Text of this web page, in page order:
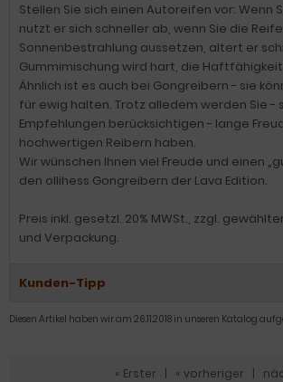
Stellen Sie sich einen Autoreifen vor: Wenn
nutzt er sich schneller ab, wenn Sie die
Sonnenbestrahlung aussetzen, altert er
Gummimischung wird hart, die
Ähnlich ist es auch bei Gongreibern - sie
für ewig halten. Trotz alledem werden Sie -
Empfehlungen berücksichtigen - lange
hochwertigen Reibern haben.
Wir wünschen Ihnen viel Freude und einen
den ollihess Gongreibern der Lava Edition.
Preis inkl. gesetzl. 20% MWSt., zzgl.
und Verpackung.
Kunden-Tipp
Diesen Artikel haben wir am 26.11.2018 in unseren Katalog
« Erster « vorheriger